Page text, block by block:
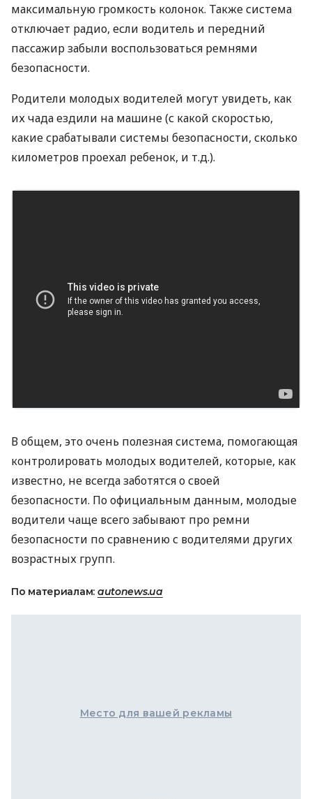
максимальную громкость колонок. Также система
отключает радио, если водитель и передний
пассажир забыли воспользоваться ремнями
безопасности.
Родители молодых водителей могут увидеть, как
их чада ездили на машине (с какой скоростью,
какие срабатывали системы безопасности, сколько
километров проехал ребенок, и т.д.).
В общем, это очень полезная система, помогающая
контролировать молодых водителей, которые, как
известно, не всегда заботятся о своей
безопасности. По официальным данным, молодые
водители чаще всего забывают про ремни
безопасности по сравнению с водителями других
возрастных групп.
По материалам: autonews.ua
Место для вашей рекламы